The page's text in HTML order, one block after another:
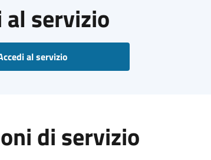
al servizio
al servizio
di servizio